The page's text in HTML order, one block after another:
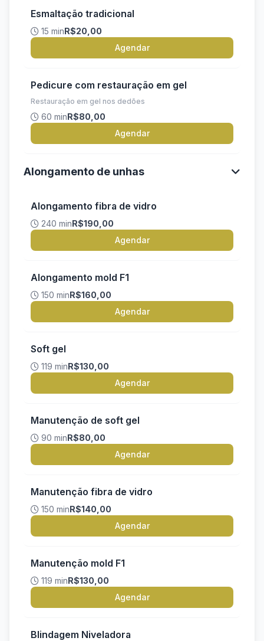
Esmaltação tradicional
15 minR$20,00
Agendar
Pedicure com restauração em gel
Restauração em gel nos dedões
60 minR$80,00
Agendar
Alongamento de unhas
Alongamento fibra de vidro
240 minR$190,00
Agendar
Alongamento mold F1
150 minR$160,00
Agendar
Soft gel
119 minR$130,00
Agendar
Manutenção de soft gel
90 minR$80,00
Agendar
Manutenção fibra de vidro
150 minR$140,00
Agendar
Manutenção mold F1
119 minR$130,00
Agendar
Blindagem Niveladora